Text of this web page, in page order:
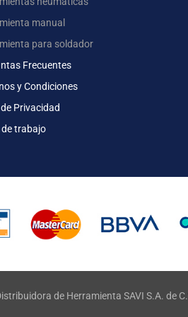
manual
para soldador
Frecuentes
y Condiciones
Privacidad
de trabajo
de Herramienta SAVI S.A. de